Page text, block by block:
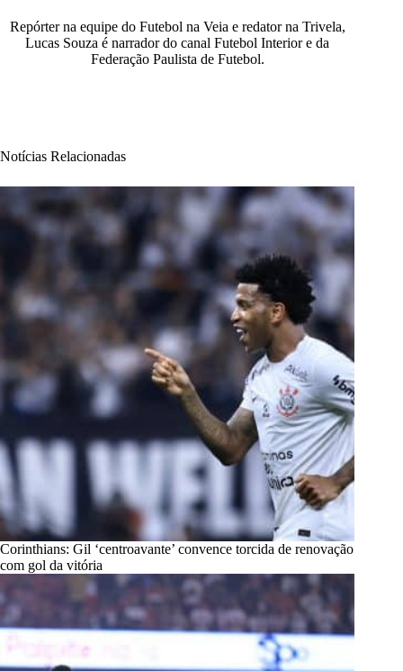
Repórter na equipe do Futebol na Veia e redator na Trivela,
Lucas Souza é narrador do canal Futebol Interior e da
Federação Paulista de Futebol.
Notícias Relacionadas
Corinthians: Gil ‘centroavante’ convence torcida de renovação
com gol da vitória